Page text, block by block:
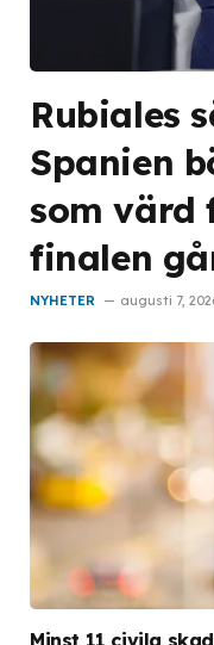
Rubiales
Spanien
som värd
finalen
NYHETER augusti 7,